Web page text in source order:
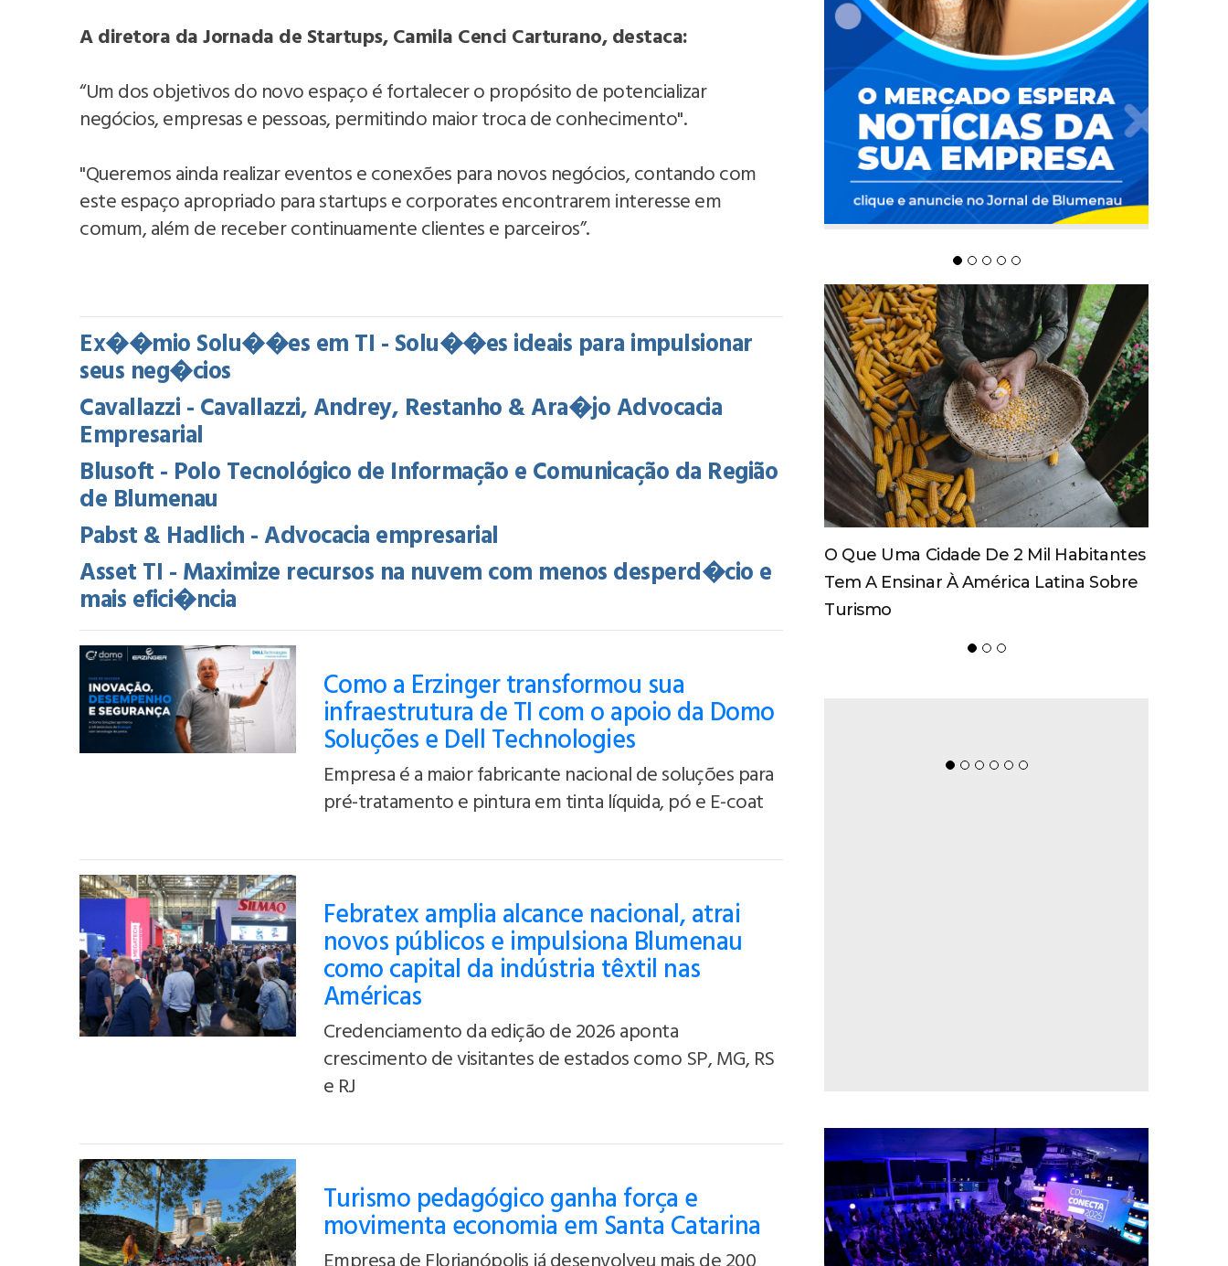
A diretora da Jornada de Startups, Camila Cenci Carturano, destaca:
“Um dos objetivos do novo espaço é fortalecer o propósito de potencializar
negócios, empresas e pessoas, permitindo maior troca de conhecimento".
"Queremos ainda realizar eventos e conexões para novos negócios, contando com
este espaço apropriado para startups e corporates encontrarem interesse em
comum, além de receber continuamente clientes e parceiros”.
Ex��mio Solu��es em TI - Solu��es ideais para impulsionar
seus neg�cios
Cavallazzi - Cavallazzi, Andrey, Restanho & Ara�jo Advocacia
Empresarial
Blusoft - Polo Tecnológico de Informação e Comunicação da Região
de Blumenau
Pabst & Hadlich - Advocacia empresarial
Asset TI - Maximize recursos na nuvem com menos desperd�cio e
mais efici�ncia
Como a Erzinger transformou sua
infraestrutura de TI com o apoio da Domo
Soluções e Dell Technologies
Empresa é a maior fabricante nacional de soluções para
pré-tratamento e pintura em tinta líquida, pó e E-coat
Febratex amplia alcance nacional, atrai
novos públicos e impulsiona Blumenau
como capital da indústria têxtil nas
Américas
Credenciamento da edição de 2026 aponta
crescimento de visitantes de estados como SP, MG, RS
e RJ
Turismo pedagógico ganha força e
movimenta economia em Santa Catarina
O Que Uma Cidade De 2 Mil Habitantes
Tem A Ensinar À América Latina Sobre
Turismo